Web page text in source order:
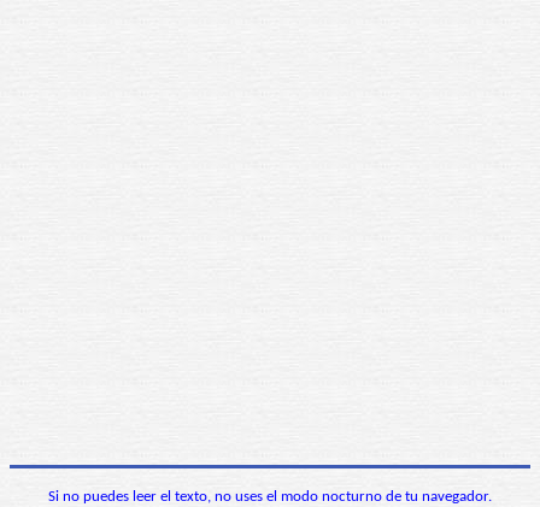
Si no puedes leer el texto, no uses el modo nocturno de tu navegador.